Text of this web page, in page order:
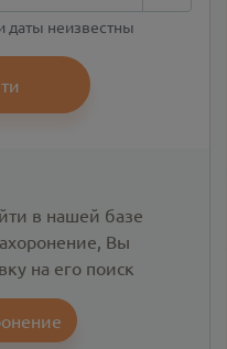
даты неизвестны
в нашей базе
Вы
на его поиск